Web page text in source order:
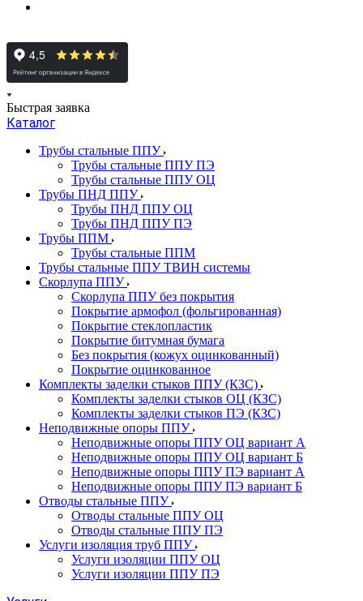
Быстрая заявка
Каталог
Трубы стальные ППУ
Трубы стальные ППУ ПЭ
Трубы стальные ППУ ОЦ
Трубы ПНД ППУ
Трубы ПНД ППУ ОЦ
Трубы ПНД ППУ ПЭ
Трубы ППМ
Трубы стальные ППМ
Трубы стальные ППУ ТВИН системы
Скорлупа ППУ
Скорлупа ППУ без покрытия
Покрытие армофол (фольгированная)
Покрытие стеклопластик
Покрытие битумная бумага
Без покрытия (кожух оцинкованный)
Покрытие оцинкованное
Комплекты заделки стыков ППУ (КЗС)
Комплекты заделки стыков ОЦ (КЗС)
Комплекты заделки стыков ПЭ (КЗС)
Неподвижные опоры ППУ
Неподвижные опоры ППУ ОЦ вариант А
Неподвижные опоры ППУ ОЦ вариант Б
Неподвижные опоры ППУ ПЭ вариант А
Неподвижные опоры ППУ ПЭ вариант Б
Отводы стальные ППУ
Отводы стальные ППУ ОЦ
Отводы стальные ППУ ПЭ
Услуги изоляция труб ППУ
Услуги изоляции ППУ ОЦ
Услуги изоляции ППУ ПЭ